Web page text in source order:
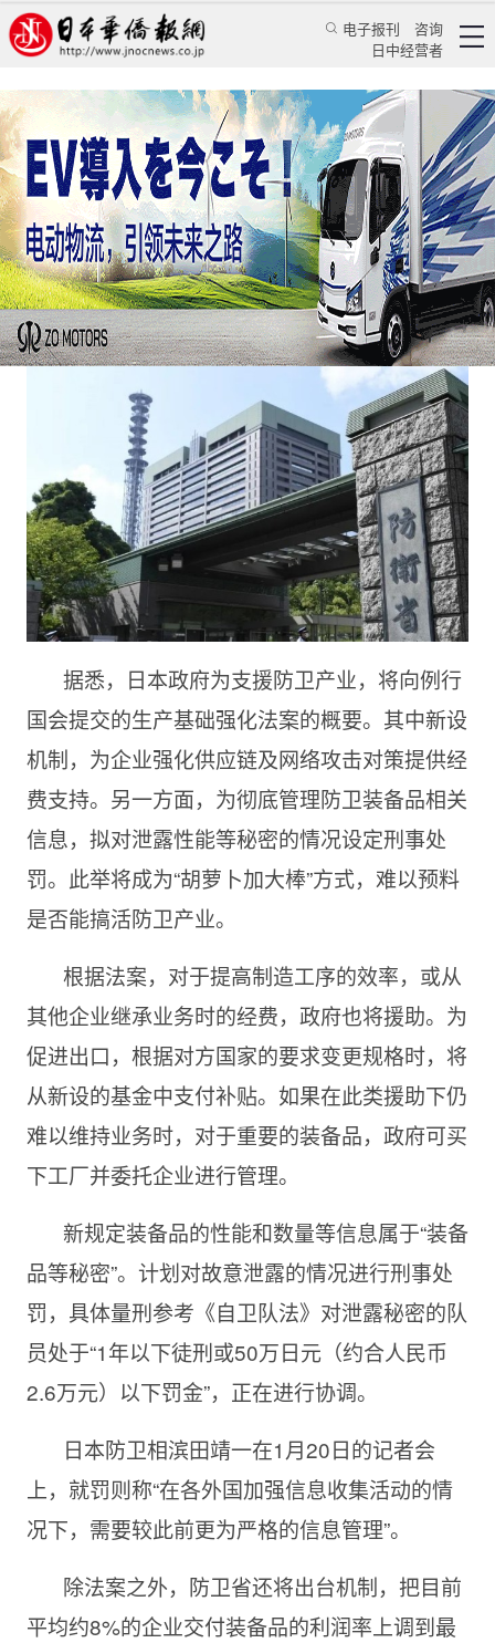
电子报刊
咨询
日中经营者
日本政府拟对泄露防卫装备秘密设罚则
龚同 日本新闻 政治焦点
日本华侨报 2023/1/23 10:50:51
据悉，日本政府为支援防卫产业，将向例行
国会提交的生产基础强化法案的概要。其中新设
机制，为企业强化供应链及网络攻击对策提供经
费支持。另一方面，为彻底管理防卫装备品相关
信息，拟对泄露性能等秘密的情况设定刑事处
罚。此举将成为“胡萝卜加大棒”方式，难以预料
是否能搞活防卫产业。
根据法案，对于提高制造工序的效率，或从
其他企业继承业务时的经费，政府也将援助。为
促进出口，根据对方国家的要求变更规格时，将
从新设的基金中支付补贴。如果在此类援助下仍
难以维持业务时，对于重要的装备品，政府可买
下工厂并委托企业进行管理。
新规定装备品的性能和数量等信息属于“装备
品等秘密”。计划对故意泄露的情况进行刑事处
罚，具体量刑参考《自卫队法》对泄露秘密的队
员处于“1年以下徒刑或50万日元（约合人民币
2.6万元）以下罚金”，正在进行协调。
日本防卫相滨田靖一在1月20日的记者会
上，就罚则称“在各外国加强信息收集活动的情
况下，需要较此前更为严格的信息管理”。
除法案之外，防卫省还将出台机制，把目前
平均约8%的企业交付装备品的利润率上调到最